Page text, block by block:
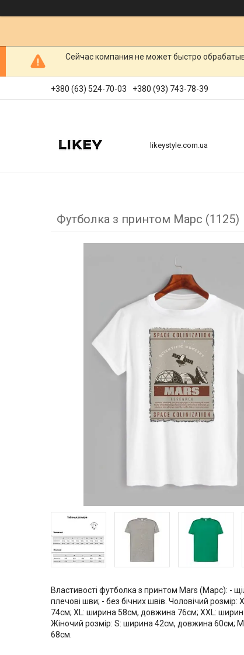
Сейчас компания не может быстро
+380 (63) 524-70-03 +380 (93) 743-78-39
likeystyle.com.ua
Футболка з принтом Марс (1125)
Властивості футболка з принтом Mars (Марс): -
плечові шви; - без бічних швів. Чоловічий
74см; XL: ширина 58см, довжина 76см; XXL:
Жіночий розмір: S: ширина 42см, довжина 60см;
68см.